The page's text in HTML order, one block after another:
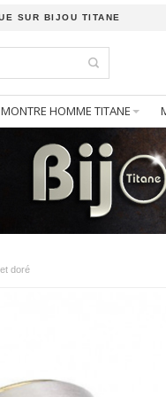
SUR BIJOU TITANE
MONTRE HOMME TITANE
doré